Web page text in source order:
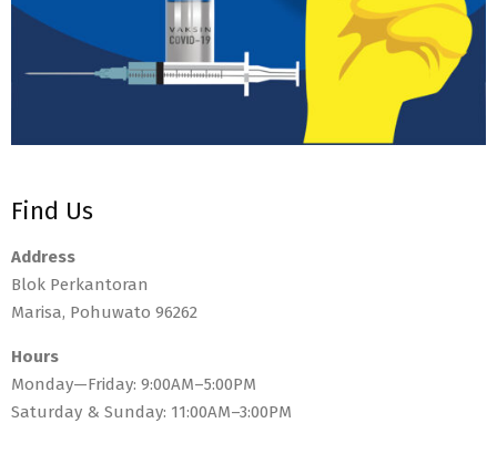
Find Us
Address
Blok Perkantoran
Marisa, Pohuwato 96262
Hours
Monday—Friday: 9:00AM–5:00PM
Saturday & Sunday: 11:00AM–3:00PM